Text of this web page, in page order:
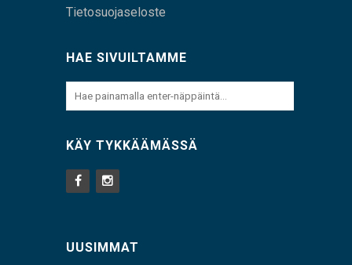
Tietosuojaseloste
HAE SIVUILTAMME
KÄY TYKKÄÄMÄSSÄ
UUSIMMAT